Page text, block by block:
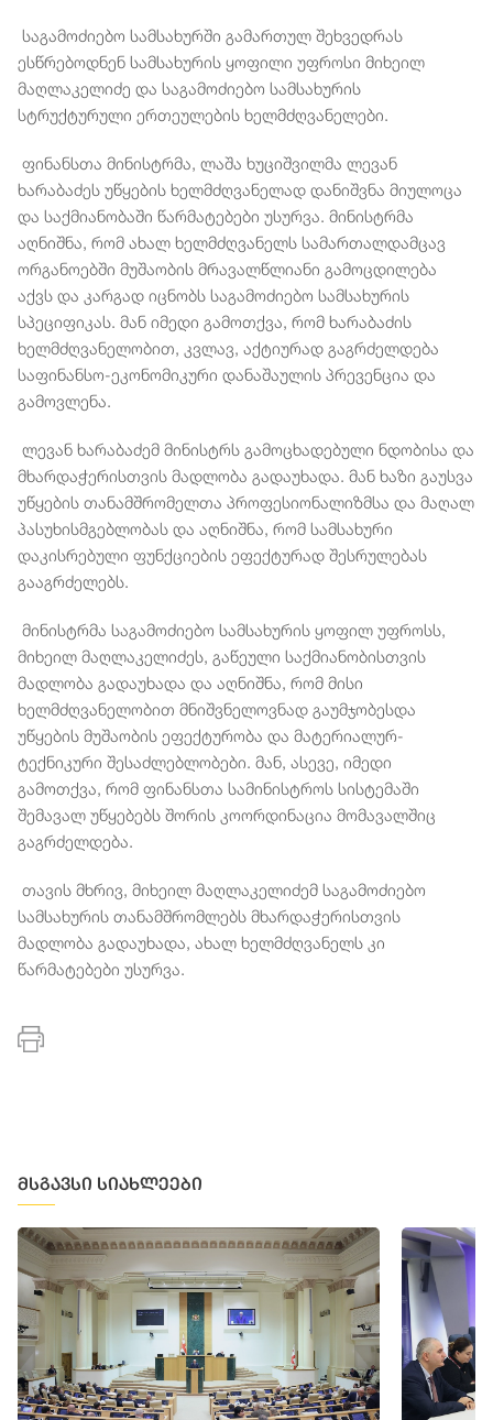
საგამოძიებო სამსახურში გამართულ შეხვედრას
ესწრებოდნენ სამსახურის ყოფილი უფროსი მიხეილ
მაღლაკელიძე და საგამოძიებო სამსახურის
სტრუქტურული ერთეულების ხელმძღვანელები.
ფინანსთა მინისტრმა, ლაშა ხუციშვილმა ლევან
ხარაბაძეს უწყების ხელმძღვანელად დანიშვნა მიულოცა
და საქმიანობაში წარმატებები უსურვა. მინისტრმა
აღნიშნა, რომ ახალ ხელმძღვანელს სამართალდამცავ
ორგანოებში მუშაობის მრავალწლიანი გამოცდილება
აქვს და კარგად იცნობს საგამოძიებო სამსახურის
სპეციფიკას. მან იმედი გამოთქვა, რომ ხარაბაძის
ხელმძღვანელობით, კვლავ, აქტიურად გაგრძელდება
საფინანსო-ეკონომიკური დანაშაულის პრევენცია და
გამოვლენა.
ლევან ხარაბაძემ მინისტრს გამოცხადებული ნდობისა და
მხარდაჭერისთვის მადლობა გადაუხადა. მან ხაზი გაუსვა
უწყების თანამშრომელთა პროფესიონალიზმსა და მაღალ
პასუხისმგებლობას და აღნიშნა, რომ სამსახური
დაკისრებული ფუნქციების ეფექტურად შესრულებას
გააგრძელებს.
მინისტრმა საგამოძიებო სამსახურის ყოფილ უფროსს,
მიხეილ მაღლაკელიძეს, გაწეული საქმიანობისთვის
მადლობა გადაუხადა და აღნიშნა, რომ მისი
ხელმძღვანელობით მნიშვნელოვნად გაუმჯობესდა
უწყების მუშაობის ეფექტურობა და მატერიალურ-
ტექნიკური შესაძლებლობები. მან, ასევე, იმედი
გამოთქვა, რომ ფინანსთა სამინისტროს სისტემაში
შემავალ უწყებებს შორის კოორდინაცია მომავალშიც
გაგრძელდება.
თავის მხრივ, მიხეილ მაღლაკელიძემ საგამოძიებო
სამსახურის თანამშრომლებს მხარდაჭერისთვის
მადლობა გადაუხადა, ახალ ხელმძღვანელს კი
წარმატებები უსურვა.
მსგავსი სიახლეები